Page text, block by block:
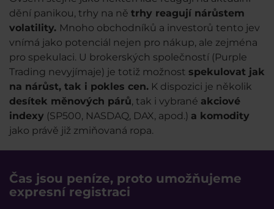
dění panikou, trhy na ně trhy reagují nárůstem
volatility. Mnoho obchodníků a investorů tento jev
vnímá jako potenciál nejen pro nákup, ale zejména
pro spekulaci. U brokerských společností (Purple
Trading nevyjímaje) je totiž možnost spekulovat jak
na nárůst, tak i pokles cen. K dispozici je několik
desítek měnových párů, tak i vybrané akciové
indexy (SP500, NASDAQ, DAX, apod.) a komodity
jako právě již zmiňovaná ropa.
Čas jsou peníze, proto umožňujeme
expresní registraci